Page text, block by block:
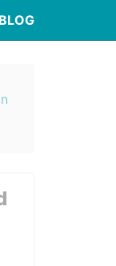
BLOG